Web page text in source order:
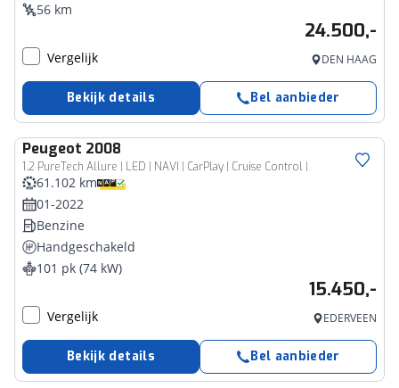
56 km
24.500,-
Vergelijk DEN HAAG
Bekijk details Bel aanbieder
Peugeot 2008
1.2 PureTech Allure | LED | NAVI | CarPlay | Cruise Control |
61.102 km
01-2022
Benzine
Handgeschakeld
101 pk (74 kW)
15.450,-
Vergelijk EDERVEEN
Bekijk details Bel aanbieder